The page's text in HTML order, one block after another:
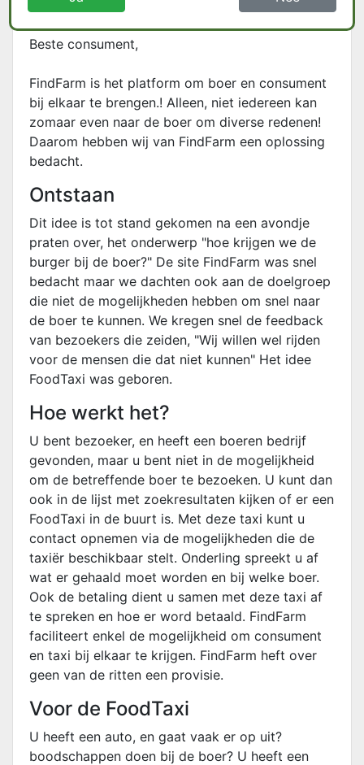
Beste consument,
FindFarm is het platform om boer en consument
bij elkaar te brengen.! Alleen, niet iedereen kan
zomaar even naar de boer om diverse redenen!
Daarom hebben wij van FindFarm een oplossing
bedacht.
Ontstaan
Dit idee is tot stand gekomen na een avondje
praten over, het onderwerp "hoe krijgen we de
burger bij de boer?" De site FindFarm was snel
bedacht maar we dachten ook aan de doelgroep
die niet de mogelijkheden hebben om snel naar
de boer te kunnen. We kregen snel de feedback
van bezoekers die zeiden, "Wij willen wel rijden
voor de mensen die dat niet kunnen" Het idee
FoodTaxi was geboren.
Hoe werkt het?
U bent bezoeker, en heeft een boeren bedrijf
gevonden, maar u bent niet in de mogelijkheid
om de betreffende boer te bezoeken. U kunt dan
ook in de lijst met zoekresultaten kijken of er een
FoodTaxi in de buurt is. Met deze taxi kunt u
contact opnemen via de mogelijkheden die de
taxiër beschikbaar stelt. Onderling spreekt u af
wat er gehaald moet worden en bij welke boer.
Ook de betaling dient u samen met deze taxi af
te spreken en hoe er word betaald. FindFarm
faciliteert enkel de mogelijkheid om consument
en taxi bij elkaar te krijgen. FindFarm heft over
geen van de ritten een provisie.
Voor de FoodTaxi
U heeft een auto, en gaat vaak er op uit?
boodschappen doen bij de boer? U heeft een